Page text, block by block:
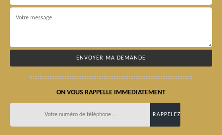
ON VOUS RAPPELLE IMMEDIATEMENT